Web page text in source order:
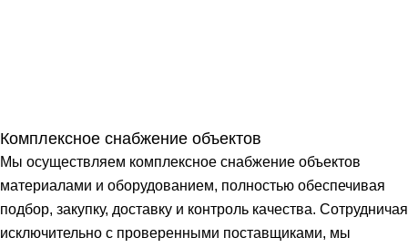
Комплексное снабжение объектов
Мы осуществляем комплексное снабжение объектов
материалами и оборудованием, полностью обеспечивая
подбор, закупку, доставку и контроль качества. Сотрудничая
исключительно с проверенными поставщиками, мы